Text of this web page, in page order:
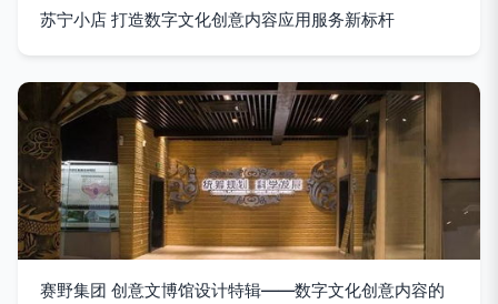
苏宁小店 打造数字文化创意内容应用服务新标杆
赛野集团 创意文博馆设计特辑——数字文化创意内容的